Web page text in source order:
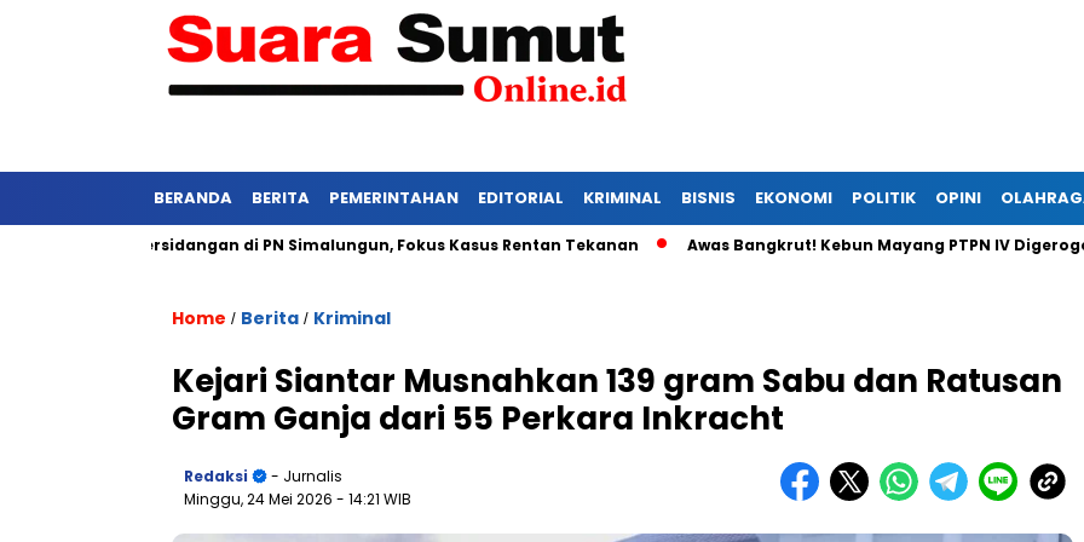
BERANDA BERITA PEMERINTAHAN EDITORIAL KRIMINAL BISNIS EKONOMI POLITIK OPINI
Persidangan di PN Simalungun, Fokus Kasus Rentan Tekanan Awas Bangkrut! Kebun Mayang PTPN IV Digerogoti
Home / Berita / Kriminal
Kejari Siantar Musnahkan 139 gram Sabu dan Ratusan
Gram Ganja dari 55 Perkara Inkracht
Redaksi
- Jurnalis
Minggu, 24 Mei 2026 - 14:21 WIB